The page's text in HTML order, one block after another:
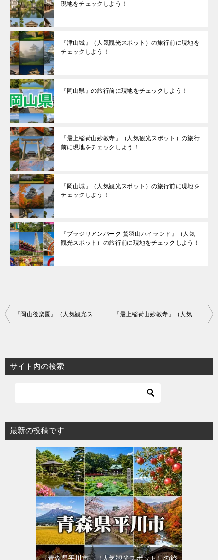
現地をチェックしよう！
『津山城』（人気観光スポット）の旅行前に現地を
チェックしよう！
『岡山県』の旅行前に現地をチェックしよう！
『最上稲荷山妙教寺』（人気観光スポット）の旅行
前に現地をチェックしよう！
『岡山城』（人気観光スポット）の旅行前に現地を
チェックしよう！
『ブラジリアンパーク 鷲羽山ハイランド』（人気
観光スポット）の旅行前に現地をチェックしよう！
投
ビ
ゲ
ョ
ン
『岡山後楽園』（人気観光スポット）の旅行前に現地をチェックしよう！ 『最上稲荷山妙教寺』（人気観光スポット）の旅行前に現地をチェックしよう！
サイト内の検索
最新の投稿です
『青森県平川市』（人気観光スポット）の旅